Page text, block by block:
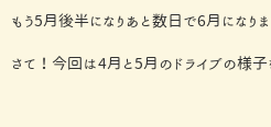
もう5月後半になりあと数日で6月にな
さて！今回は4月と5月のドライブの様子